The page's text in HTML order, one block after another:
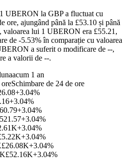
UBERON la GBP a fluctuat cu
ore, ajungând până la £53.10 și până
valoarea lui 1 UBERON era £55.21,
de -5.53%în comparație cu valoarea
a suferit o modificare de --,
a valorii de --.
acum 1 an
Schimbare de 24 de ore
+3.04%
+3.04%
+3.04%
+3.04%
+3.04%
+3.04%
£26.08K+3.04%
£52.16K+3.04%